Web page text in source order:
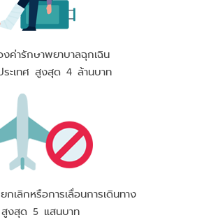
ค่ารักษาพยาบาลฉุกเฉิน
ระเทศ สูงสุด 4 ล้านบาท
กเลิกหรือการเลื่อนการเดินทาง
สูงสุด 5 แสนบาท